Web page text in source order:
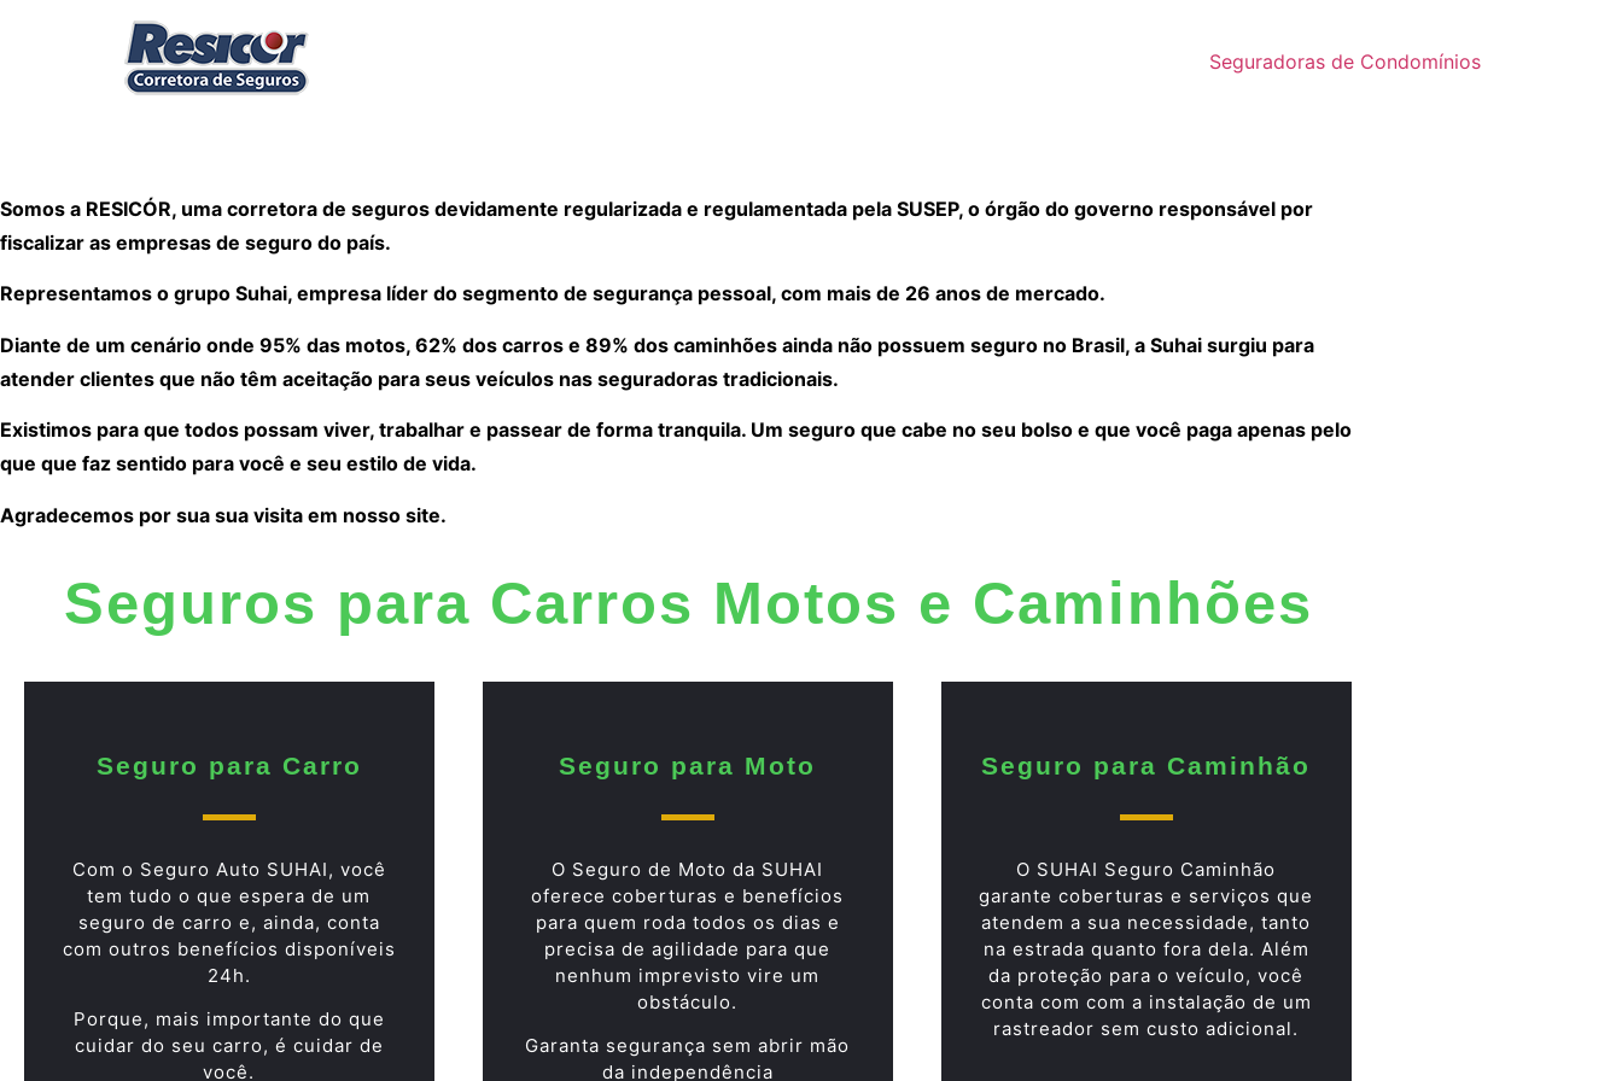
Seguradoras de Condomínios
Somos a RESICÓR, uma corretora de seguros devidamente regularizada e regulamentada pela SUSEP, o órgão do governo responsável por
fiscalizar as empresas de seguro do país.
Representamos o grupo Suhai, empresa líder do segmento de segurança pessoal, com mais de 26 anos de mercado.
Diante de um cenário onde 95% das motos, 62% dos carros e 89% dos caminhões ainda não possuem seguro no Brasil, a Suhai surgiu para
atender clientes que não têm aceitação para seus veículos nas seguradoras tradicionais.
Existimos para que todos possam viver, trabalhar e passear de forma tranquila. Um seguro que cabe no seu bolso e que você paga apenas pelo
que que faz sentido para você e seu estilo de vida.
Agradecemos por sua sua visita em nosso site.
Seguros para Carros Motos e Caminhões
Seguro para Carro
Com o Seguro Auto SUHAI, você
tem tudo o que espera de um
seguro de carro e, ainda, conta
com outros benefícios disponíveis
24h.
Porque, mais importante do que
cuidar do seu carro, é cuidar de
você.
Seguro para Moto
O Seguro de Moto da SUHAI
oferece coberturas e benefícios
para quem roda todos os dias e
precisa de agilidade para que
nenhum imprevisto vire um
obstáculo.
Garanta segurança sem abrir mão
da independência
Seguro para Caminhão
O SUHAI Seguro Caminhão
garante coberturas e serviços que
atendem a sua necessidade, tanto
na estrada quanto fora dela. Além
da proteção para o veículo, você
conta com com a instalação de um
rastreador sem custo adicional.